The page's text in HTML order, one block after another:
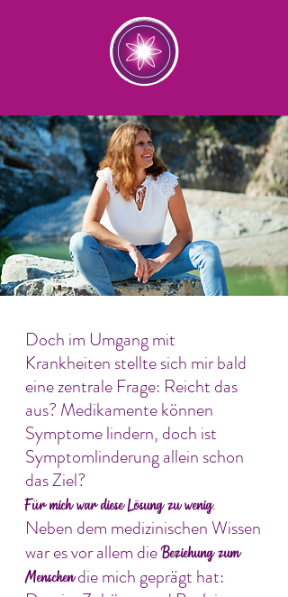
Doch im Umgang mit
Krankheiten stellte sich mir bald
eine zentrale Frage: Reicht das
aus? Medikamente können
Symptome lindern, doch ist
Symptomlinderung allein schon
das Ziel?
Für mich war diese Lösung zu wenig.
Neben dem medizinischen Wissen
war es vor allem dieBeziehung zum
Menschendie mich geprägt hat: